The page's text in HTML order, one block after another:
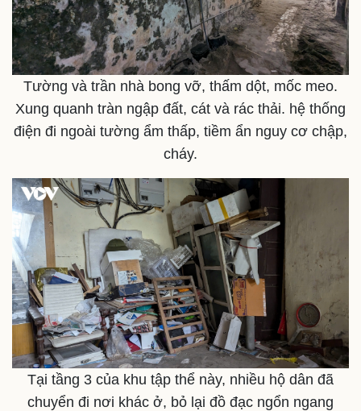
Tường và trần nhà bong vỡ, thấm dột, mốc meo.
Xung quanh tràn ngập đất, cát và rác thải. hệ thống
điện đi ngoài tường ẩm thấp, tiềm ẩn nguy cơ chập,
cháy.
Tại tầng 3 của khu tập thể này, nhiều hộ dân đã
chuyển đi nơi khác ở, bỏ lại đồ đạc ngổn ngang